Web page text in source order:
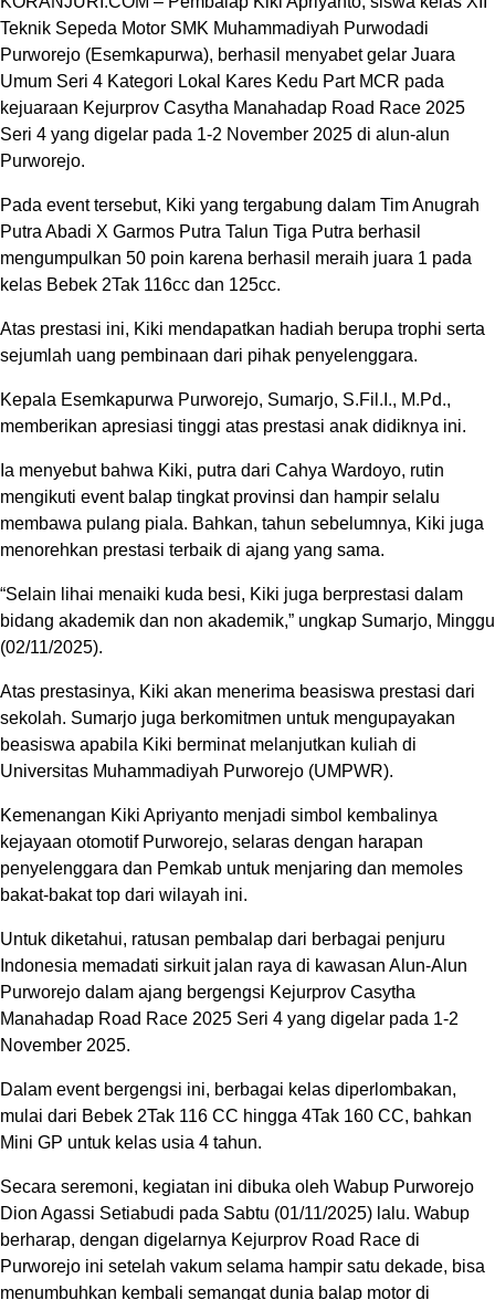
Teknik Sepeda Motor SMK Muhammadiyah Purwodadi
Purworejo (Esemkapurwa), berhasil menyabet gelar Juara
Umum Seri 4 Kategori Lokal Kares Kedu Part MCR pada
kejuaraan Kejurprov Casytha Manahadap Road Race 2025
Seri 4 yang digelar pada 1-2 November 2025 di alun-alun
Purworejo.
Pada event tersebut, Kiki yang tergabung dalam Tim Anugrah
Putra Abadi X Garmos Putra Talun Tiga Putra berhasil
mengumpulkan 50 poin karena berhasil meraih juara 1 pada
kelas Bebek 2Tak 116cc dan 125cc.
Atas prestasi ini, Kiki mendapatkan hadiah berupa trophi serta
sejumlah uang pembinaan dari pihak penyelenggara.
Kepala Esemkapurwa Purworejo, Sumarjo, S.Fil.I., M.Pd.,
memberikan apresiasi tinggi atas prestasi anak didiknya ini.
Ia menyebut bahwa Kiki, putra dari Cahya Wardoyo, rutin
mengikuti event balap tingkat provinsi dan hampir selalu
membawa pulang piala. Bahkan, tahun sebelumnya, Kiki juga
menorehkan prestasi terbaik di ajang yang sama.
“Selain lihai menaiki kuda besi, Kiki juga berprestasi dalam
bidang akademik dan non akademik,” ungkap Sumarjo, Minggu
(02/11/2025).
Atas prestasinya, Kiki akan menerima beasiswa prestasi dari
sekolah. Sumarjo juga berkomitmen untuk mengupayakan
beasiswa apabila Kiki berminat melanjutkan kuliah di
Universitas Muhammadiyah Purworejo (UMPWR).
Kemenangan Kiki Apriyanto menjadi simbol kembalinya
kejayaan otomotif Purworejo, selaras dengan harapan
penyelenggara dan Pemkab untuk menjaring dan memoles
bakat-bakat top dari wilayah ini.
Untuk diketahui, ratusan pembalap dari berbagai penjuru
Indonesia memadati sirkuit jalan raya di kawasan Alun-Alun
Purworejo dalam ajang bergengsi Kejurprov Casytha
Manahadap Road Race 2025 Seri 4 yang digelar pada 1-2
November 2025.
Dalam event bergengsi ini, berbagai kelas diperlombakan,
mulai dari Bebek 2Tak 116 CC hingga 4Tak 160 CC, bahkan
Mini GP untuk kelas usia 4 tahun.
Secara seremoni, kegiatan ini dibuka oleh Wabup Purworejo
Dion Agassi Setiabudi pada Sabtu (01/11/2025) lalu. Wabup
berharap, dengan digelarnya Kejurprov Road Race di
Purworejo ini setelah vakum selama hampir satu dekade, bisa
menumbuhkan kembali semangat dunia balap motor di